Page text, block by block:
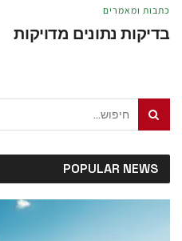
כתבות ומאמרים
בדיקות נתונים מדויקות
POPULAR NEWS